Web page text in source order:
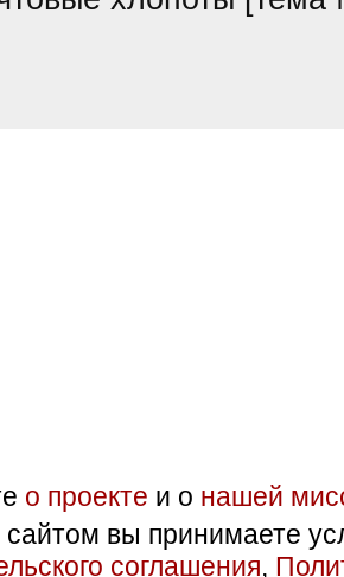
о проекте и о нашей
сайтом вы принимаете
соглашения,